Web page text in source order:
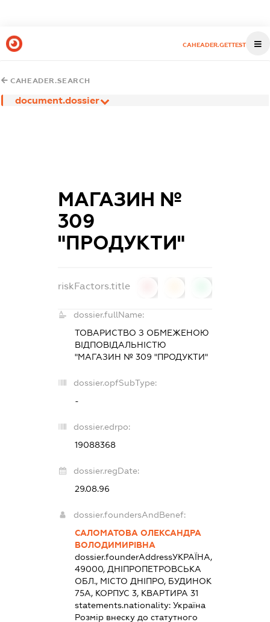
CAHEADER.GETTEST
CAHEADER.SEARCH
document.dossier
МАГАЗИН №
309
"ПРОДУКТИ"
riskFactors.title
dossier.fullName:
ТОВАРИСТВО З ОБМЕЖЕНОЮ
ВІДПОВІДАЛЬНІСТЮ
"МАГАЗИН № 309 "ПРОДУКТИ"
dossier.opfSubType:
-
dossier.edrpo:
19088368
dossier.regDate:
29.08.96
dossier.foundersAndBenef:
САЛОМАТОВА ОЛЕКСАНДРА
ВОЛОДИМИРІВНА
dossier.founderAddressУКРАЇНА,
49000, ДНІПРОПЕТРОВСЬКА
ОБЛ., МІСТО ДНІПРО, БУДИНОК
75А, КОРПУС 3, КВАРТИРА 31
statements.nationality:Україна
Розмір внеску до статутного